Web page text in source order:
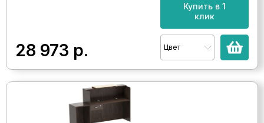
28 973 р.
Купить в 1
клик
Цвет